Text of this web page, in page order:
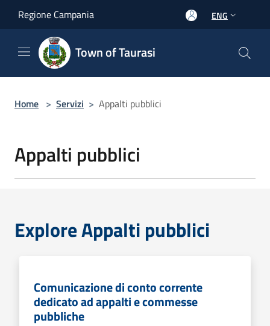
Regione Campania ENG
Town of Taurasi
Home > Servizi > Appalti pubblici
Appalti pubblici
Explore Appalti pubblici
Comunicazione di conto corrente
dedicato ad appalti e commesse
pubbliche